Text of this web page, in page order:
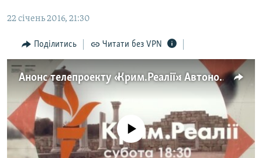
до
навігації
Перейти
пошуку
ПОЛІТИКА
БЛОГИ
ПОГЛЯД
ІНТЕРВ'Ю
ВСЕ ЗА ДЕНЬ
СПЕЦПРОЕКТИ
ДЕПОРТАЦІЯ
ЯК ОБІЙТИ БЛОКУВАННЯ
22 січень 2016, 21:30
Поділитись Читати без VPN
Анонс телепроекту «Крим.Реалії»: Автономний гачок для України
No media source currently available